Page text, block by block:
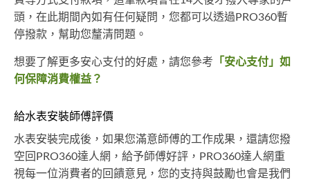
頭，在此期間內如有任何疑問，您都可以透過PRO360暫
停撥款，幫助您釐清問題。
想要了解更多安心支付的好處，請您參考 「安心支付」如
何保障消費權益？
給水表安裝師傅評價
水表安裝完成後，如果您滿意師傅的工作成果，還請您撥
空回PRO360達人網，給予師傅好評，PRO360達人網重
視每一位消費者的回饋意見，您的支持與鼓勵也會是我們